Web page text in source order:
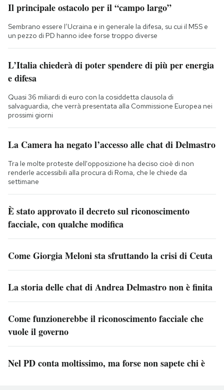
Il principale ostacolo per il “campo largo”
Sembrano essere l’Ucraina e in generale la difesa, su cui il M5S e
un pezzo di PD hanno idee forse troppo diverse
L’Italia chiederà di poter spendere di più per energia
e difesa
Quasi 36 miliardi di euro con la cosiddetta clausola di
salvaguardia, che verrà presentata alla Commissione Europea nei
prossimi giorni
La Camera ha negato l’accesso alle chat di Delmastro
Tra le molte proteste dell'opposizione ha deciso cioè di non
renderle accessibili alla procura di Roma, che le chiede da
settimane
È stato approvato il decreto sul riconoscimento
facciale, con qualche modifica
Come Giorgia Meloni sta sfruttando la crisi di Ceuta
La storia delle chat di Andrea Delmastro non è finita
Come funzionerebbe il riconoscimento facciale che
vuole il governo
Nel PD conta moltissimo, ma forse non sapete chi è